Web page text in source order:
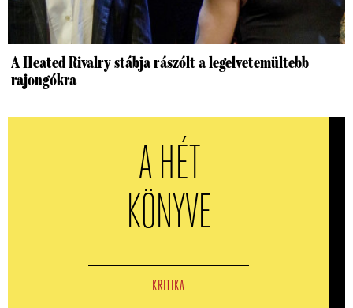
A Heated Rivalry stábja rászólt a legelvetemültebb
rajongókra
A HÉT
KÖNYVE
KRITIKA